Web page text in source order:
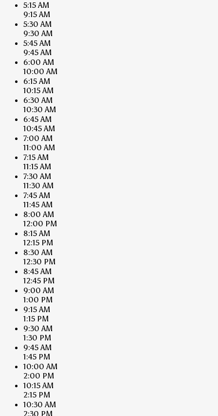
5:15 AM
9:15 AM
5:30 AM
9:30 AM
5:45 AM
9:45 AM
6:00 AM
10:00 AM
6:15 AM
10:15 AM
6:30 AM
10:30 AM
6:45 AM
10:45 AM
7:00 AM
11:00 AM
7:15 AM
11:15 AM
7:30 AM
11:30 AM
7:45 AM
11:45 AM
8:00 AM
12:00 PM
8:15 AM
12:15 PM
8:30 AM
12:30 PM
8:45 AM
12:45 PM
9:00 AM
1:00 PM
9:15 AM
1:15 PM
9:30 AM
1:30 PM
9:45 AM
1:45 PM
10:00 AM
2:00 PM
10:15 AM
2:15 PM
10:30 AM
2:30 PM